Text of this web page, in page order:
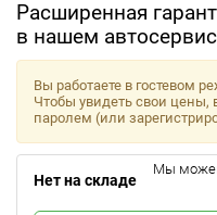
Расширенная
в нашем
Вы работаете в гостевом
Чтобы увидеть свои
паролем (или
Нет на складе
Мы